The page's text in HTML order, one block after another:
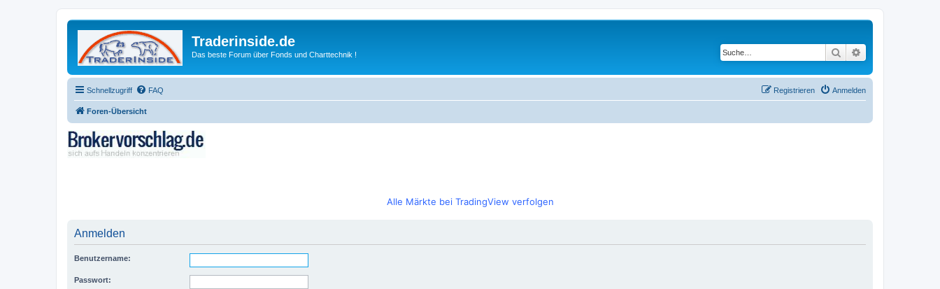
Traderinside.de
Das beste Forum über Fonds und Charttechnik ! Suche
Schnellzugriff FAQ Anmelden
Registrieren
Foren-Übersicht
Alle Märkte bei TradingView verfolgen
Anmelden
Benutzername:
Passwort: